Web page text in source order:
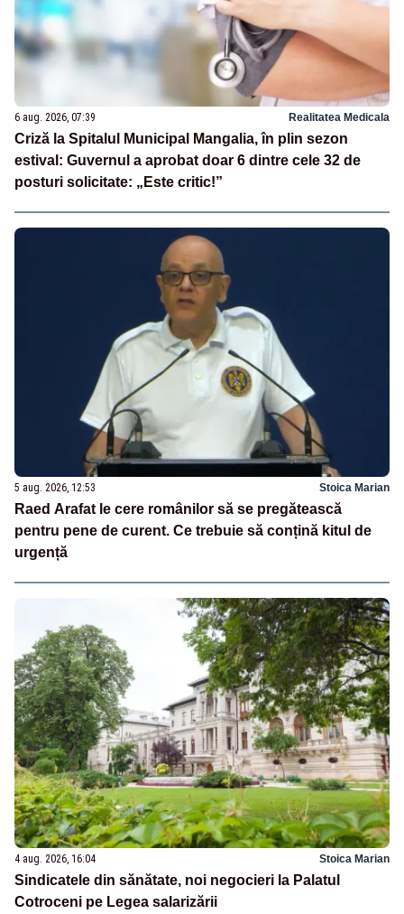
6 aug. 2026, 07:39 Realitatea Medicala
Criză la Spitalul Municipal Mangalia, în plin sezon
estival: Guvernul a aprobat doar 6 dintre cele 32 de
posturi solicitate: „Este critic!”
5 aug. 2026, 12:53 Stoica Marian
Raed Arafat le cere românilor să se pregătească
pentru pene de curent. Ce trebuie să conțină kitul de
urgență
4 aug. 2026, 16:04 Stoica Marian
Sindicatele din sănătate, noi negocieri la Palatul
Cotroceni pe Legea salarizării